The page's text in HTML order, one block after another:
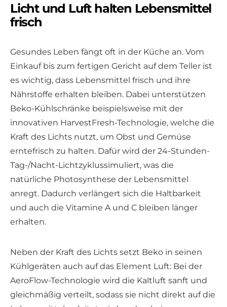
Licht und Luft halten Lebensmittel
frisch
Gesundes Leben fängt oft in der Küche an. Vom
Einkauf bis zum fertigen Gericht auf dem Teller ist
es wichtig, dass Lebensmittel frisch und ihre
Nährstoffe erhalten bleiben. Dabei unterstützen
Beko-Kühlschränke beispielsweise mit der
innovativen HarvestFresh-Technologie, welche die
Kraft des Lichts nutzt, um Obst und Gemüse
erntefrisch zu halten. Dafür wird der 24-Stunden-
Tag-/Nacht-Lichtzyklussimuliert, was die
natürliche Photosynthese der Lebensmittel
anregt. Dadurch verlängert sich die Haltbarkeit
und auch die Vitamine A und C bleiben länger
erhalten.
Neben der Kraft des Lichts setzt Beko in seinen
Kühlgeräten auch auf das Element Luft: Bei der
AeroFlow-Technologie wird die Kaltluft sanft und
gleichmäßig verteilt, sodass sie nicht direkt auf die